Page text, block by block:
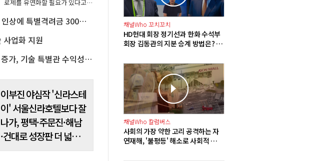
로제를 유연화할 필요가 있다고
간 규제가 국가 핵심 산업인 반도
돌이 되고 있다는 ..
카카오 노사 올해 임금협상 타결, 연봉 6.3% 인상에 특별격려금 300만 원
업화 지원
CJCGV 2분기 영업이익 115억으로 568.0% 증가, 기술 특별관 수익성 개선
이부진 야심작 '신라스테
이' 서울신라호텔보다 잘
나가, 평택·주문진·해남
·건대로 성장판 더 넓힌
다
채널Who 꼬치꼬치
HD현대 회장 정기선과 한화 수석부
회장 김동관의 지분 승계 방법은? 배
병
채널Who 칼럼버스
사회의 가장 약한 고리 공격하는 자
연재해, '불평등' 해소로 사회적 재